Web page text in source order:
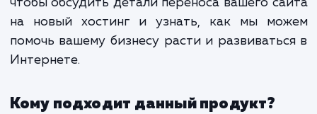
его надежности и
также повышению
пользователей.